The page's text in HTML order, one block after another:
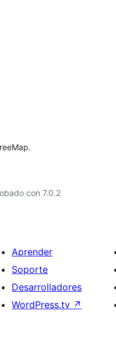
con 7.0.2
Aprender
Soporte
Desarrolladores
WordPress.tv ↗